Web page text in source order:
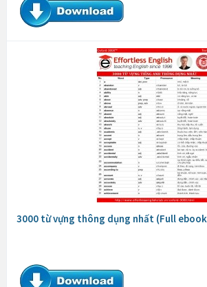
3000 từ vựng thông dụng nhất (Full